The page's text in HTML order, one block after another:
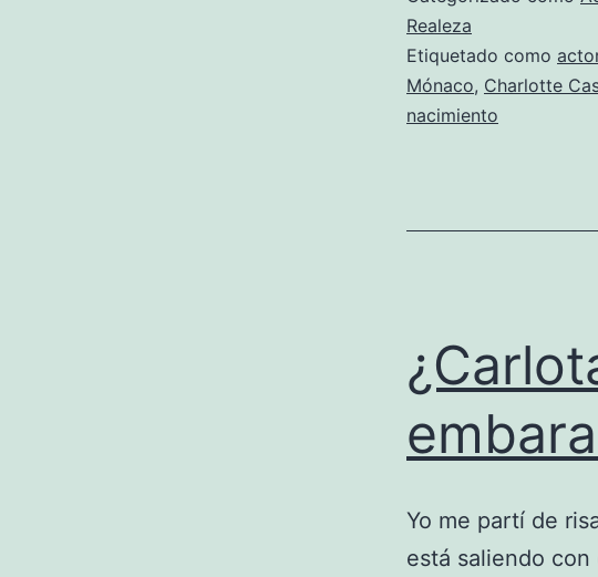
Realeza
Etiquetado como
Mónaco, Charlotte
nacimiento
Yo me partí de
está saliendo con